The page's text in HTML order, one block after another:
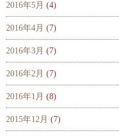
2016年5月 (4)
2016年4月 (7)
2016年3月 (7)
2016年2月 (7)
2016年1月 (8)
2015年12月 (7)